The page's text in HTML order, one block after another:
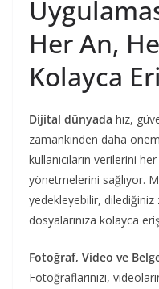
Her An,
Kolayca
Dijital dünyada hız,
zamankinden daha
kullanıcıların verilerini
yönetmelerini sağlıyor.
yedekleyebilir,
dosyalarınıza kolayca
Fotoğraf, Video ve
Fotoğraflarınızı,